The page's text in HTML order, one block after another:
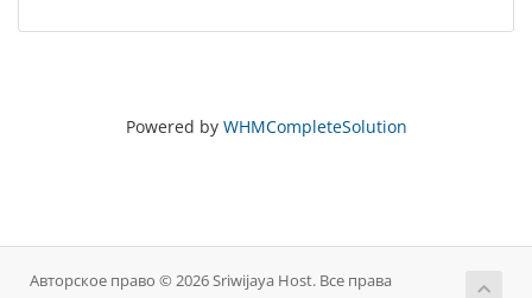
Powered by WHMCompleteSolution
Авторское право © 2026 Sriwijaya Host. Все права